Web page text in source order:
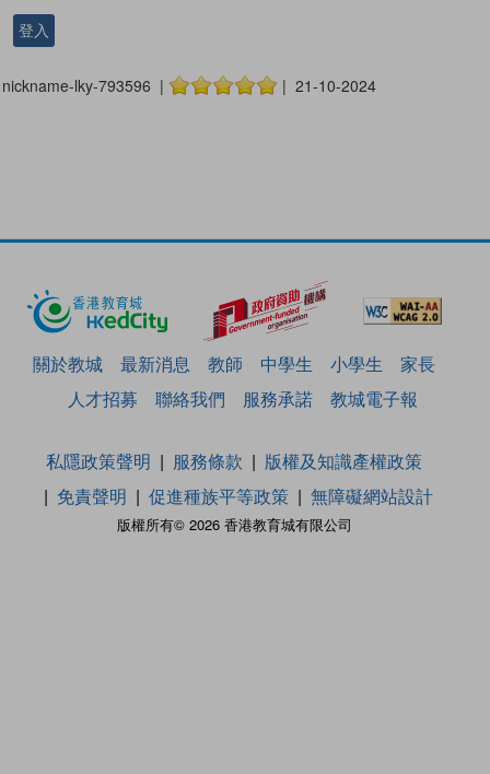
登入
nickname-lky-793596 | | 21-10-2024
關於教城 最新消息 教師 中學生 小學生
家長
人才招募
聯絡我們 服務承諾 教城電子報
版權所有© 2026 香港教育城有限公司
私隱政策聲明 服務條款
版權及知識產權政策
免責聲明
促進種族平等政策 無障礙網站設計